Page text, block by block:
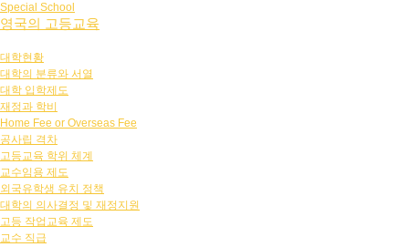
Special School
영국의 고등교육
대학현황
대학의 분류와 서열
대학 입학제도
재정과 학비
Home Fee or Overseas Fee
공사립 격차
고등교육 학위 체계
교수임용 제도
외국유학생 유치 정책
대학의 의사결정 및 재정지원
고등 작업교육 제도
교수 직급